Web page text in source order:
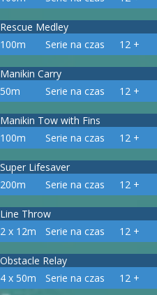
Rescue Medley
100m
Serie na czas 12 +
Manikin Carry
50m
Serie na czas 12 +
Manikin Tow with Fins
100m
Serie na czas 12 +
Super Lifesaver
200m
Serie na czas 12 +
Line Throw
2 x 12m
Serie na czas 12 +
Obstacle Relay
4 x 50m
Serie na czas 12 +